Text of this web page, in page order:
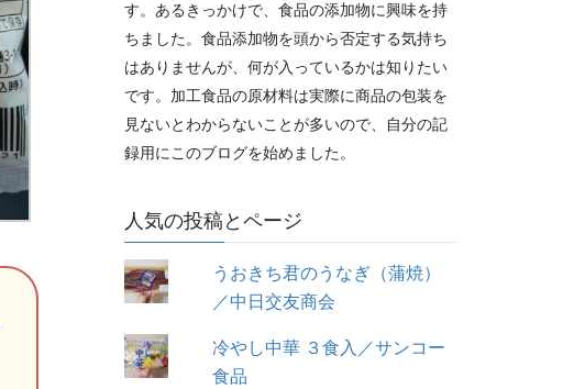
す。あるきっかけで、食品の添加物に興味を持
ちました。食品添加物を頭から否定する気持ち
はありませんが、何が入っているかは知りたい
です。加工食品の原材料は実際に商品の包装を
見ないとわからないことが多いので、自分の記
録用にこのブログを始めました。
人気の投稿とページ
うおきち君のうなぎ（蒲焼）
／中日交友商会
冷やし中華 ３食入／サンコー
食品